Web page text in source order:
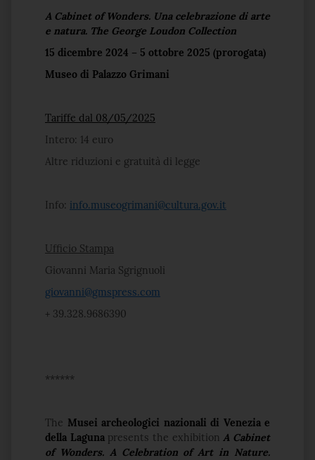
A Cabinet of Wonders. Una celebrazione di arte
e natura. The George Loudon Collection
15 dicembre 2024 – 5 ottobre 2025 (prorogata)
Museo di Palazzo Grimani
Tariffe dal 08/05/2025
Intero: 14 euro
Altre riduzioni e gratuità di legge
Info: info.museogrimani@cultura.gov.it
Ufficio Stampa
Giovanni Maria Sgrignuoli
giovanni@gmspress.com
+ 39.328.9686390
******
The Musei archeologici nazionali di Venezia e
della Lagunapresents the exhibitionA Cabinet
of Wonders. A Celebration of Art in Nature.